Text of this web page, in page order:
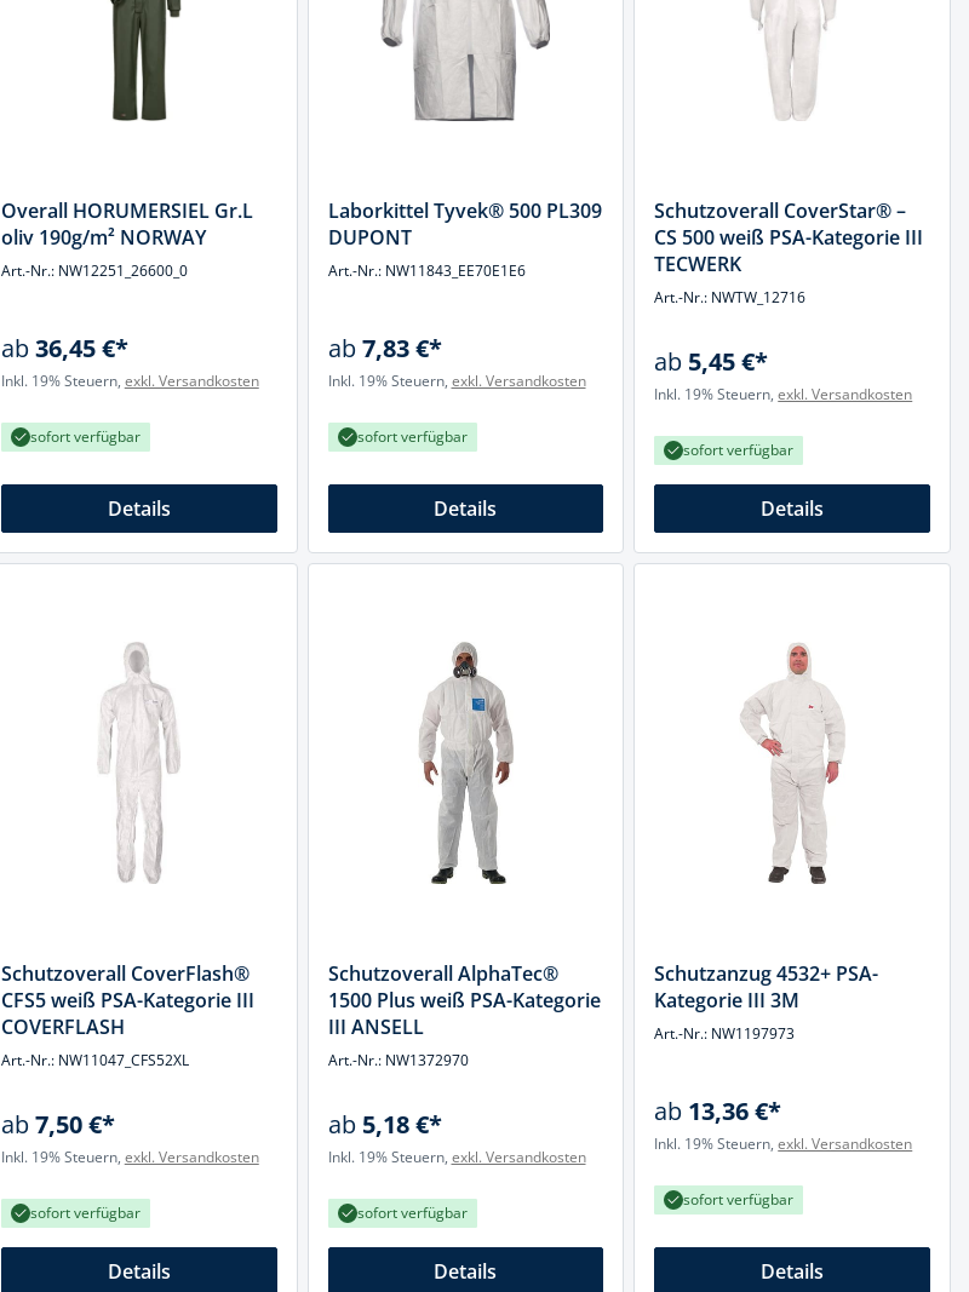
Overall HORUMERSIEL Gr.L
oliv 190g/m² NORWAY
Art.-Nr.: NW12251_26600_0
ab36,45 €*
Inkl. 19% Steuern, exkl. Versandkosten
sofort verfügbar
Details
Laborkittel Tyvek® 500 PL309
DUPONT
Art.-Nr.: NW11843_EE70E1E6
ab7,83 €*
Inkl. 19% Steuern, exkl. Versandkosten
sofort verfügbar
Details
Schutzoverall CoverStar® –
CS 500 weiß PSA-Kategorie III
TECWERK
Art.-Nr.: NWTW_12716
ab 5,45 €*
Inkl. 19% Steuern,exkl. Versandkosten
sofort verfügbar
Details
Schutzoverall CoverFlash®
CFS5 weiß PSA-Kategorie III
COVERFLASH
Art.-Nr.: NW11047_CFS52XL
ab7,50 €*
Inkl. 19% Steuern, exkl. Versandkosten
sofort verfügbar
Details
Schutzoverall AlphaTec®
1500 Plus weiß PSA-Kategorie
III ANSELL
Art.-Nr.: NW1372970
ab 5,18 €*
Inkl. 19% Steuern, exkl. Versandkosten
sofort verfügbar
Details
Schutzanzug 4532+ PSA-
Kategorie III 3M
Art.-Nr.: NW1197973
ab 13,36 €*
Inkl. 19% Steuern,exkl. Versandkosten
sofort verfügbar
Details